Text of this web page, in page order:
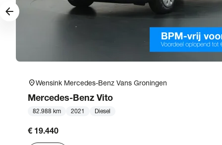
location_onWensink Mercedes-Benz Vans Groningen
Mercedes-Benz Vito
82.988 km 2021 Diesel
€ 19.440
arrow_forward